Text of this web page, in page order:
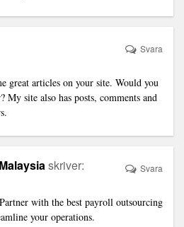
great articles on your site. Would you
site also has posts, comments and
Svara
skriver:
with the best payroll outsourcing
your operations.
Svara